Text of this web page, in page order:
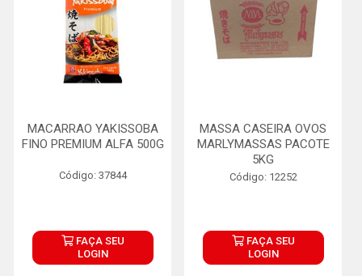
MACARRAO YAKISSOBA
FINO PREMIUM ALFA 500G
Código: 37844
FAÇA SEU
LOGIN
MASSA CASEIRA OVOS
MARLYMASSAS PACOTE
5KG
Código: 12252
FAÇA SEU
LOGIN